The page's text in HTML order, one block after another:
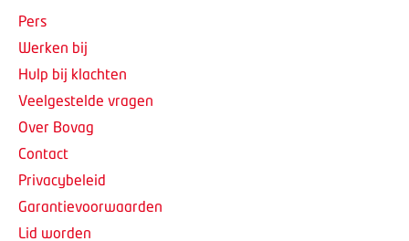
Pers
Werken bij
Hulp bij klachten
Veelgestelde vragen
Over Bovag
Contact
Privacybeleid
Garantievoorwaarden
Lid worden